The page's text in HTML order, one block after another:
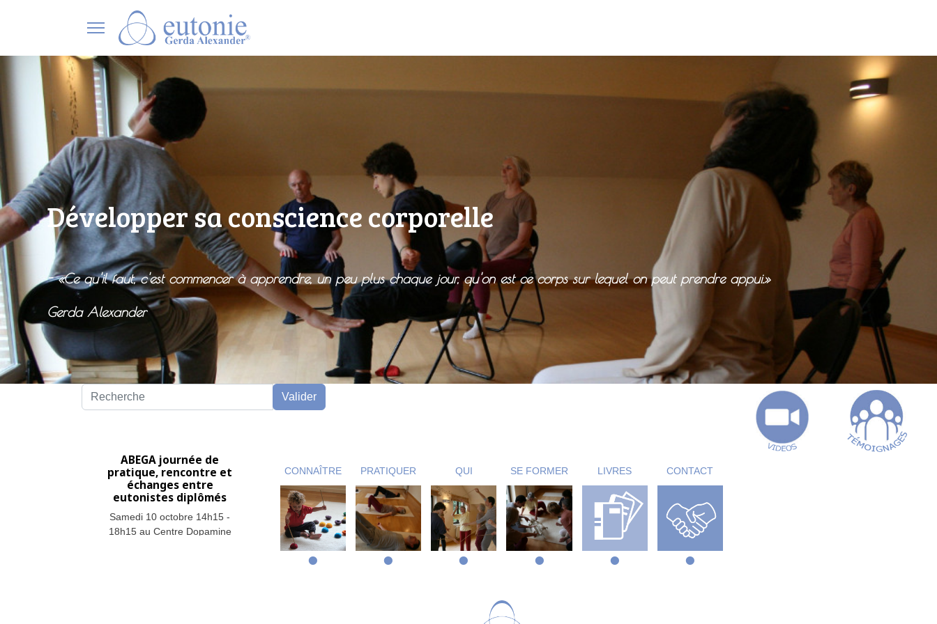
Développer sa conscience corporelle
-«Ce qu'il faut, c'est commencer à apprendre, un peu plus chaque jour, qu'on est ce corps sur lequel on peut prendre appui.»
Gerda Alexander
Recherche
Valider
ABEGA journée de
pratique, rencontre et
échanges entre
eutonistes diplômés
CONNAÎTRE
•
PRATIQUER
•
QUI
•
SE FORMER
•
LIVRES
•
CONTACT
•